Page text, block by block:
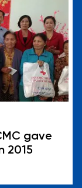
gave
2015